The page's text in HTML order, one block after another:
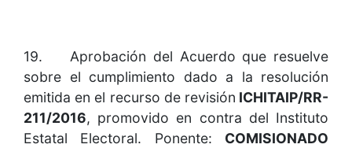
19. Aprobación del Acuerdo que resuelve
sobre el cumplimiento dado a la resolución
emitida en el recurso de revisión ICHITAIP/RR-
211/2016, promovido en contra del Instituto
Estatal Electoral. Ponente: COMISIONADO